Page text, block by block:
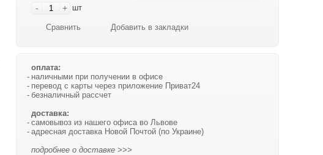
- + шт
Сравнить Добавить в закладки
оплата:
наличными при получении в офисе
перевод с карты через приложение Приват24
безналичный рассчет
доставка:
самовывоз из нашего офиса во Львове
адресная доставка Новой Почтой (по Украине)
подробнее о доставке >>>